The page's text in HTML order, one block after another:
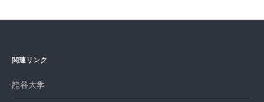
ゲ
ン
関連リンク
龍谷大学